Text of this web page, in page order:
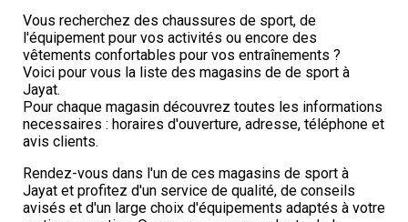
Vous recherchez des chaussures de sport, de
l'équipement pour vos activités ou encore des
vêtements confortables pour vos entraînements ?
Voici pour vous la liste des magasins de de sport à
Jayat.
Pour chaque magasin découvrez toutes les informations
necessaires : horaires d'ouverture, adresse, téléphone et
avis clients.
Rendez-vous dans l'un de ces magasins de sport à
Jayat et profitez d'un service de qualité, de conseils
avisés et d'un large choix d'équipements adaptés à votre